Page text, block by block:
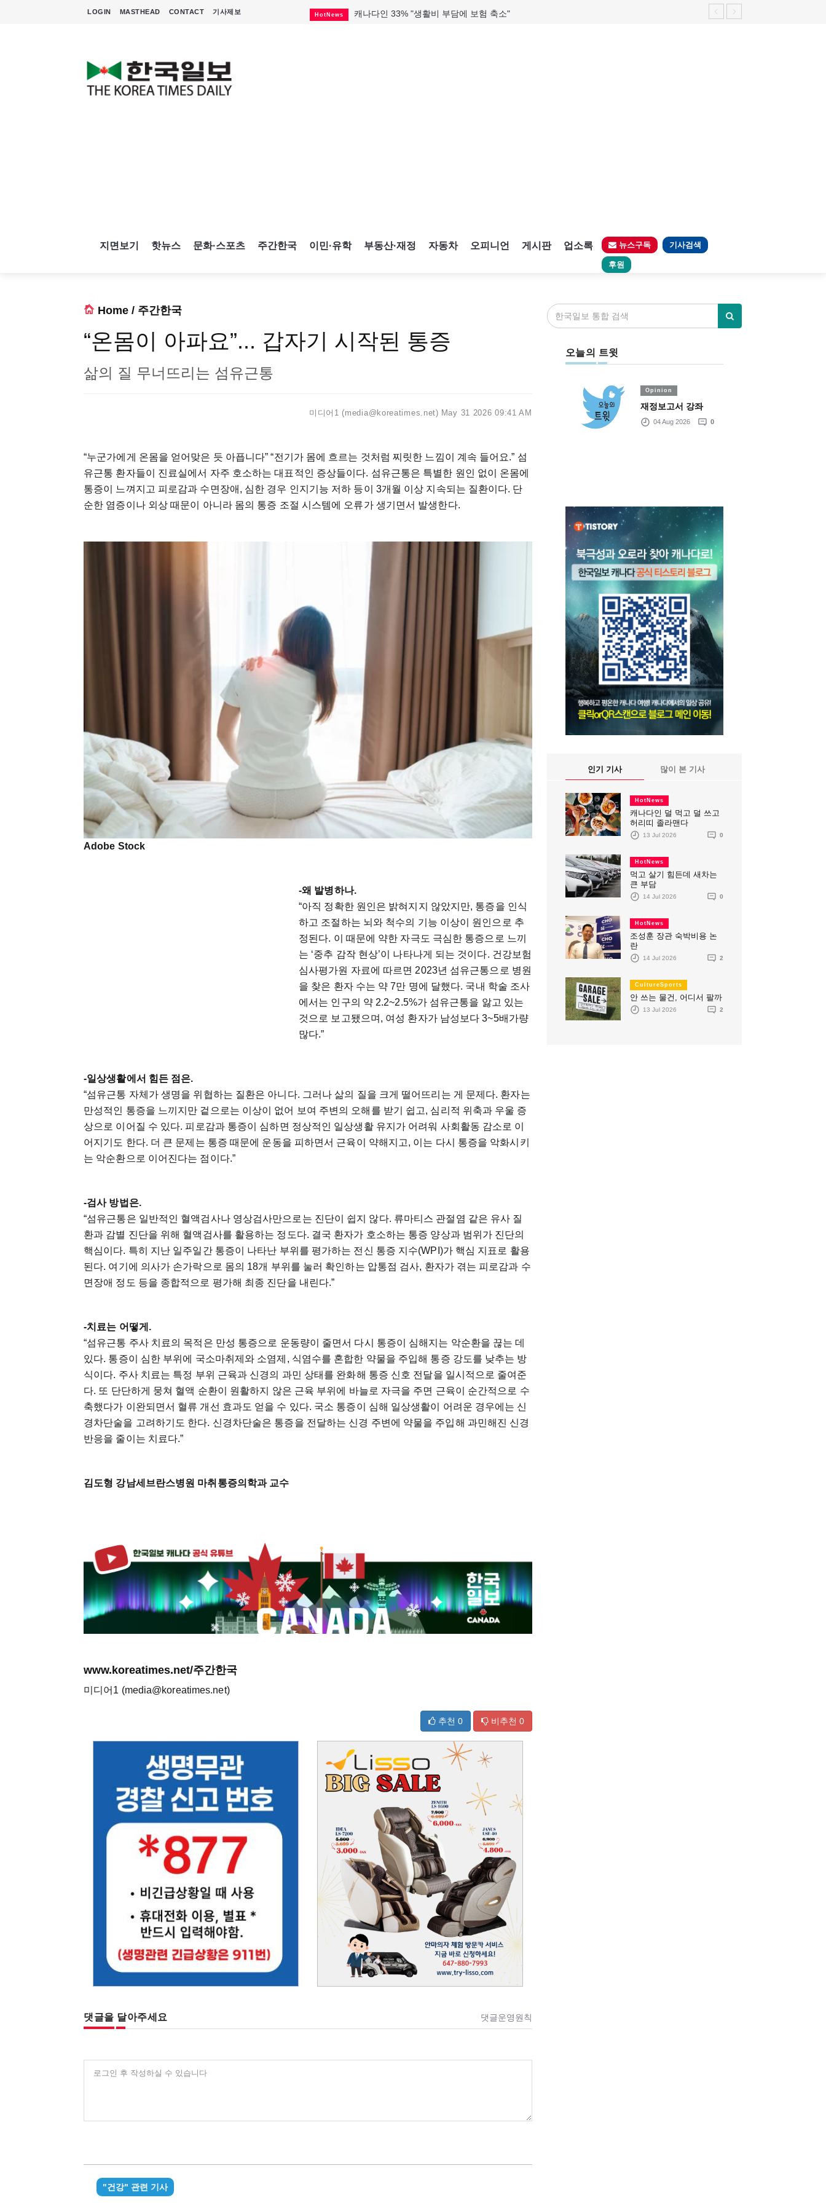
LOGIN MASTHEAD CONTACT 기사제보 HotNews 캐나다인 33% "생활비 부담에 보험 축소"
지면보기 핫뉴스 문화·스포츠 주간한국 이민·유학 부동산·재정 자동차 오피니언 게시판 업소록 뉴스구독 기사검색
후원
Home / 주간한국
“온몸이 아파요”... 갑자기 시작된 통증
삶의 질 무너뜨리는 섬유근통
미디어1 (media@koreatimes.net) May 31 2026 09:41 AM
“누군가에게 온몸을 얻어맞은 듯 아픕니다” “전기가 몸에 흐르는 것처럼 찌릿한 느낌이 계속 들어요.” 섬
유근통 환자들이 진료실에서 자주 호소하는 대표적인 증상들이다. 섬유근통은 특별한 원인 없이 온몸에
통증이 느껴지고 피로감과 수면장애, 심한 경우 인지기능 저하 등이 3개월 이상 지속되는 질환이다. 단
순한 염증이나 외상 때문이 아니라 몸의 통증 조절 시스템에 오류가 생기면서 발생한다.
Adobe Stock
-왜 발병하나.
“아직 정확한 원인은 밝혀지지 않았지만, 통증을 인식
하고 조절하는 뇌와 척수의 기능 이상이 원인으로 추
정된다. 이 때문에 약한 자극도 극심한 통증으로 느끼
는 ‘중추 감작 현상’이 나타나게 되는 것이다. 건강보험
심사평가원 자료에 따르면 2023년 섬유근통으로 병원
을 찾은 환자 수는 약 7만 명에 달했다. 국내 학술 조사
에서는 인구의 약 2.2~2.5%가 섬유근통을 앓고 있는
것으로 보고됐으며, 여성 환자가 남성보다 3~5배가량
많다.”
-일상생활에서 힘든 점은.
“섬유근통 자체가 생명을 위협하는 질환은 아니다. 그러나 삶의 질을 크게 떨어뜨리는 게 문제다. 환자는
만성적인 통증을 느끼지만 겉으로는 이상이 없어 보여 주변의 오해를 받기 쉽고, 심리적 위축과 우울 증
상으로 이어질 수 있다. 피로감과 통증이 심하면 정상적인 일상생활 유지가 어려워 사회활동 감소로 이
어지기도 한다. 더 큰 문제는 통증 때문에 운동을 피하면서 근육이 약해지고, 이는 다시 통증을 악화시키
는 악순환으로 이어진다는 점이다.”
-검사 방법은.
“섬유근통은 일반적인 혈액검사나 영상검사만으로는 진단이 쉽지 않다. 류마티스 관절염 같은 유사 질
환과 감별 진단을 위해 혈액검사를 활용하는 정도다. 결국 환자가 호소하는 통증 양상과 범위가 진단의
핵심이다. 특히 지난 일주일간 통증이 나타난 부위를 평가하는 전신 통증 지수(WPI)가 핵심 지표로 활용
된다. 여기에 의사가 손가락으로 몸의 18개 부위를 눌러 확인하는 압통점 검사, 환자가 겪는 피로감과 수
면장애 정도 등을 종합적으로 평가해 최종 진단을 내린다.”
-치료는 어떻게.
“섬유근통 주사 치료의 목적은 만성 통증으로 운동량이 줄면서 다시 통증이 심해지는 악순환을 끊는 데
있다. 통증이 심한 부위에 국소마취제와 소염제, 식염수를 혼합한 약물을 주입해 통증 강도를 낮추는 방
식이다. 주사 치료는 특정 부위 근육과 신경의 과민 상태를 완화해 통증 신호 전달을 일시적으로 줄여준
다. 또 단단하게 뭉쳐 혈액 순환이 원활하지 않은 근육 부위에 바늘로 자극을 주면 근육이 순간적으로 수
축했다가 이완되면서 혈류 개선 효과도 얻을 수 있다. 국소 통증이 심해 일상생활이 어려운 경우에는 신
경차단술을 고려하기도 한다. 신경차단술은 통증을 전달하는 신경 주변에 약물을 주입해 과민해진 신경
반응을 줄이는 치료다.”
김도형 강남세브란스병원 마취통증의학과 교수
www.koreatimes.net/주간한국
미디어1 (media@koreatimes.net)
추천 0 비추천 0
댓글을 달아주세요 댓글운영원칙
로그인 후 작성하실 수 있습니다
"건강" 관련 기사
오늘의 트윗
Opinion
재정보고서 강좌
04 Aug 2026 0
인기 기사 많이 본 기사
HotNews
캐나다인 덜 먹고 덜 쓰고
허리띠 졸라맨다
13 Jul 2026 0
HotNews
먹고 살기 힘든데 새차는
큰 부담
14 Jul 2026 0
HotNews
조성훈 장관 숙박비용 논
란
14 Jul 2026 2
CultureSports
안 쓰는 물건, 어디서 팔까
13 Jul 2026 2